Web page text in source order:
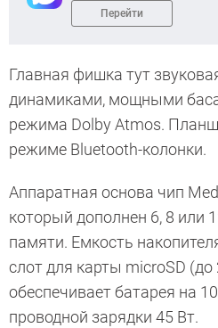
Перейти
Главная фишка тут
динамиками, мощными
режима Dolby Atmos.
режиме Bluetooth-колонки.
Аппаратная основа чип
который дополнен 6, 8 или
памяти. Емкость
слот для карты microSD
обеспечивает батарея на
проводной зарядки 45 Вт.